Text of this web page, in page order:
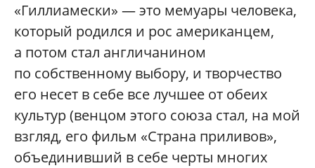
«Гиллиамески» — это мемуары человека,
который родился и рос американцем,
а потом стал англичанином
по собственному выбору, и творчество
его несет в себе все лучшее от обеих
культур (венцом этого союза стал, на мой
взгляд, его фильм «Страна приливов»,
объединивший в себе черты многих